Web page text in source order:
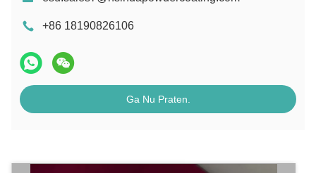
+86 18190826106
Ga Nu Praten.